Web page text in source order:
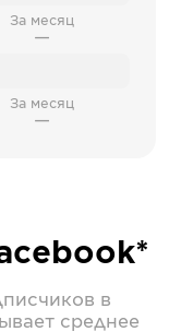
За месяц
—
За месяц
—
в
среднее